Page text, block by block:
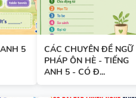
TÓM TẮT
PHÁP
5
CÁC CHUYÊN ĐỀ NGỮ
PHÁP ÔN HÈ - TIẾNG
ANH 5 - CÓ Đ...